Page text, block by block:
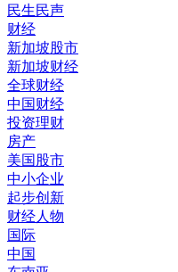
民生民声
财经
新加坡股市
新加坡财经
全球财经
中国财经
投资理财
房产
美国股市
中小企业
起步创新
财经人物
国际
中国